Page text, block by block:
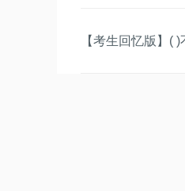
【考生回忆版】(